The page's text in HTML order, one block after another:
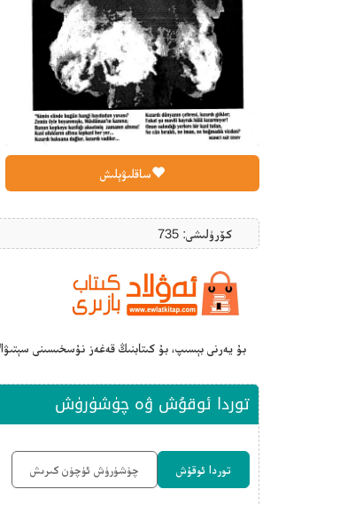
ساقلىۋېلىش
كۆرۈلىشى: 735
بۇ يەرنى بېسىپ، بۇ كىتابنىڭ قەغەز نۇسخىسىنى
توردا ئوقۇش ۋە چۈشۈرۈش
توردا ئوقۇش چۈشۈرۈش ئۈچۈن كىرىش